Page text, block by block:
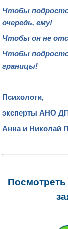
Чтобы
очередь, ему!
Чтобы он не
Чтобы
границы!
Психологи,
эксперты АНО
Анна и Николай